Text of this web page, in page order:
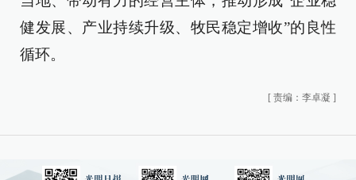
健发展、产业持续升级、牧民稳定增收”的良性
循环。
[ 责编：李卓凝 ]